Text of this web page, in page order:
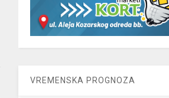
VREMENSKA PROGNOZA